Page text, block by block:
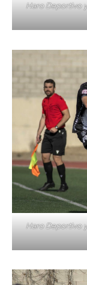
Haro Deportivo
Haro Deportivo